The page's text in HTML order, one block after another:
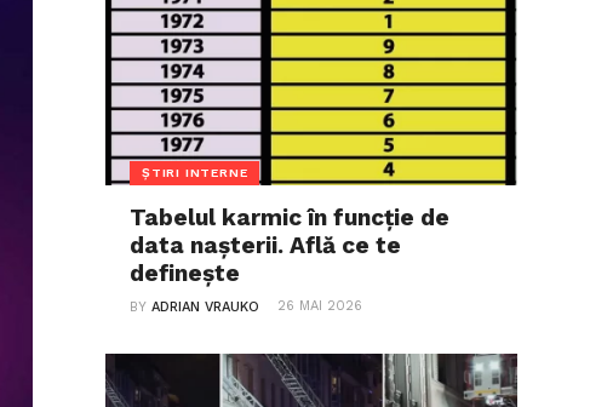
ȘTIRI INTERNE
Tabelul karmic în funcție de
data nașterii. Află ce te
definește
BYADRIAN VRAUKO 26 MAI 2026